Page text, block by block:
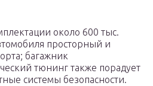
около 600 тыс.
просторный и
багажник
тюнинг также порадует
системы безопасности.